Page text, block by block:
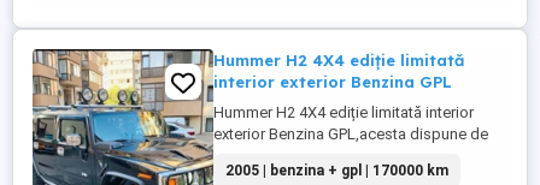
Hummer H2 4X4 ediție limitată
interior exterior Benzina GPL
Hummer H2 4X4 ediție limitată interior
exterior Benzina GPL,acesta dispune de
caroserie neagra care îi conferă un aspect
2005 | benzina + gpl | 170000 km